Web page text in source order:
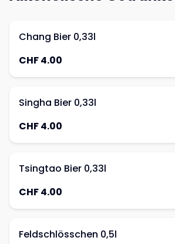
Chang Bier 0,33l
CHF 4.00
Singha Bier 0,33l
CHF 4.00
Tsingtao Bier 0,33l
CHF 4.00
Feldschlösschen 0,5l